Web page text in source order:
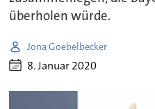
überholen würde.
Jona Goebelbecker
8. Januar 2020